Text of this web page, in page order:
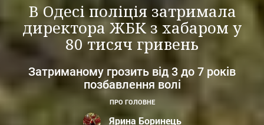
В Одесі поліція затримала
директора ЖБК з хабаром у
80 тисяч гривень
Затриманому грозить від 3 до 7 років
позбавлення волі
ПРО ГОЛОВНЕ
Ярина Боринець